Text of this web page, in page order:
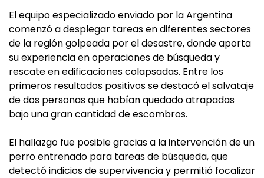
El equipo especializado enviado por la Argentina
comenzó a desplegar tareas en diferentes sectores
de la región golpeada por el desastre, donde aporta
su experiencia en operaciones de búsqueda y
rescate en edificaciones colapsadas. Entre los
primeros resultados positivos se destacó el salvataje
de dos personas que habían quedado atrapadas
bajo una gran cantidad de escombros.
El hallazgo fue posible gracias a la intervención de un
perro entrenado para tareas de búsqueda, que
detectó indicios de supervivencia y permitió focalizar